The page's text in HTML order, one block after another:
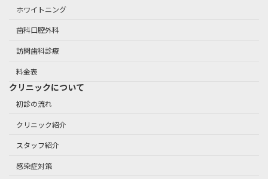
ホワイトニング
歯科口腔外科
訪問歯科診療
料金表
クリニックについて
初診の流れ
クリニック紹介
スタッフ紹介
感染症対策